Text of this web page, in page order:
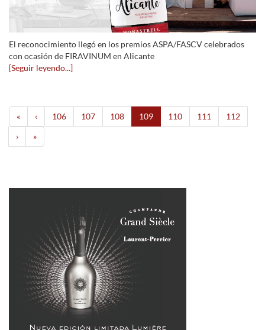
El reconocimiento llegó en los premios ASPA/FASCV celebrados
con ocasión de FIRAVINUM en Alicante
[Seguir leyendo...]
« ‹ 106 107 108 109 110 111
112
›
»